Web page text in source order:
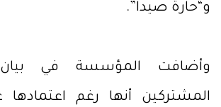
و“حارة صيدا”.
وأضافت المؤسسة في
المشتركين أنها رغم اعتمادها